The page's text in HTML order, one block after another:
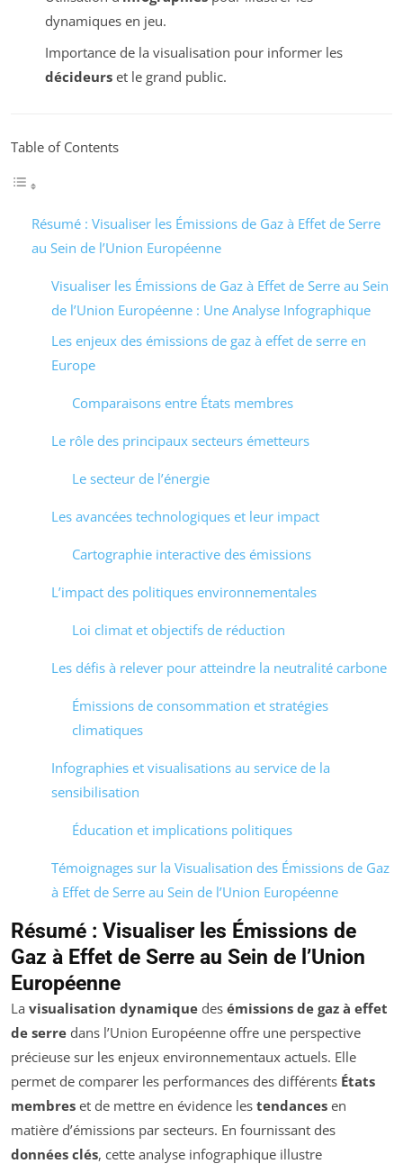
dynamiques en jeu.
Importance de la visualisation pour informer les
décideurset le grand public.
Table of Contents
Résumé : Visualiser les Émissions de Gaz à Effet de Serre
au Sein de l’Union Européenne
Visualiser les Émissions de Gaz à Effet de Serre au Sein
de l’Union Européenne : Une Analyse Infographique
Les enjeux des émissions de gaz à effet de serre en
Europe
Comparaisons entre États membres
Le rôle des principaux secteurs émetteurs
Le secteur de l’énergie
Les avancées technologiques et leur impact
Cartographie interactive des émissions
L’impact des politiques environnementales
Loi climat et objectifs de réduction
Les défis à relever pour atteindre la neutralité carbone
Émissions de consommation et stratégies
climatiques
Infographies et visualisations au service de la
sensibilisation
Éducation et implications politiques
Témoignages sur la Visualisation des Émissions de Gaz
à Effet de Serre au Sein de l’Union Européenne
Résumé : Visualiser les Émissions de
Gaz à Effet de Serre au Sein de l’Union
Européenne
La visualisation dynamique des émissions de gaz à effet
de serre dans l’Union Européenne offre une perspective
précieuse sur les enjeux environnementaux actuels. Elle
permet de comparer les performances des différents États
membres et de mettre en évidence les tendances en
matière d’émissions par secteurs. En fournissant des
données clés, cette analyse infographique illustre